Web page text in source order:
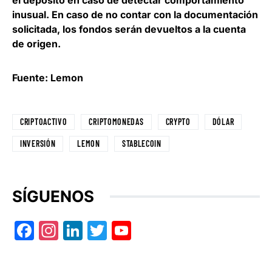
inusual. En caso de no contar con la documentación
solicitada, los fondos serán devueltos a la cuenta
de origen.
Fuente: Lemon
CRIPTOACTIVO CRIPTOMONEDAS CRYPTO DÓLAR
INVERSIÓN LEMON STABLECOIN
SÍGUENOS
Facebook
Instagram
LinkedIn
Twitter